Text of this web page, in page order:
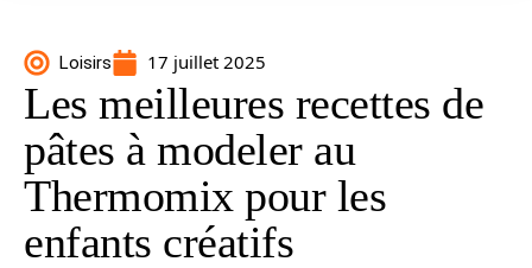
Loisirs 17 juillet 2025
Les meilleures recettes de
pâtes à modeler au
Thermomix pour les
enfants créatifs